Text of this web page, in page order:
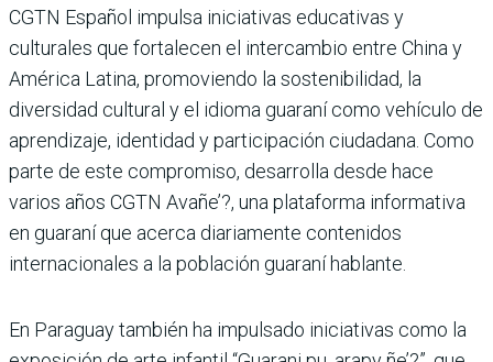
CGTN Español impulsa iniciativas educativas y
culturales que fortalecen el intercambio entre China y
América Latina, promoviendo la sostenibilidad, la
diversidad cultural y el idioma guaraní como vehículo de
aprendizaje, identidad y participación ciudadana. Como
parte de este compromiso, desarrolla desde hace
varios años CGTN Avañe’?, una plataforma informativa
en guaraní que acerca diariamente contenidos
internacionales a la población guaraní hablante.
En Paraguay también ha impulsado iniciativas como la